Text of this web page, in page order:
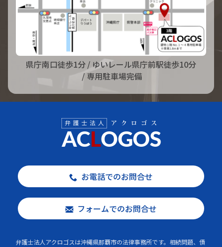
県庁南口徒歩1分/ ゆいレール県庁前駅徒歩10分
/ 専用駐車場完備
お電話でのお問合せ
フォームでのお問合せ
弁護士法人アクロゴスは沖縄県那覇市の法律事務所です。相続問題、債